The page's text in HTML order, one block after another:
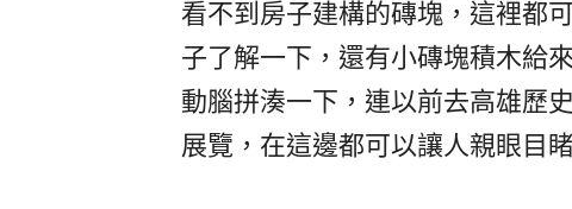
看不到房子建構的磚塊，這裡都
子了解一下，還有小磚塊積木給
動腦拼湊一下，連以前去高雄歷
展覽，在這邊都可以讓人親眼目